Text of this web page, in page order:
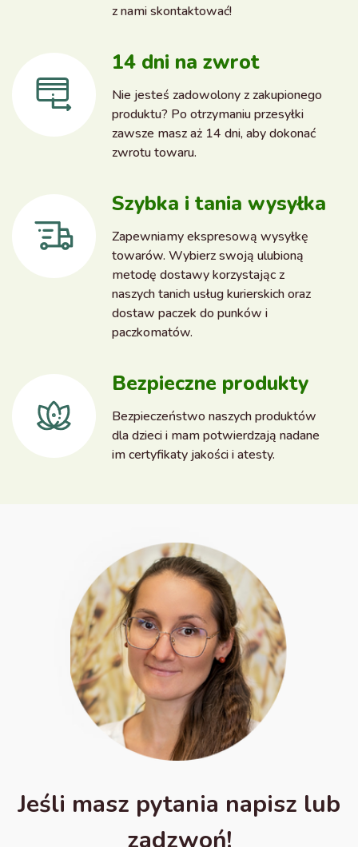
z nami skontaktować!
14 dni na zwrot
Nie jesteś zadowolony z zakupionego
produktu? Po otrzymaniu przesyłki
zawsze masz aż 14 dni, aby dokonać
zwrotu towaru.
Szybka i tania wysyłka
Zapewniamy ekspresową wysyłkę
towarów. Wybierz swoją ulubioną
metodę dostawy korzystając z
naszych tanich usług kurierskich oraz
dostaw paczek do punków i
paczkomatów.
Bezpieczne produkty
Bezpieczeństwo naszych produktów
dla dzieci i mam potwierdzają nadane
im certyfikaty jakości i atesty.
Jeśli masz pytania napisz lub
zadzwoń!